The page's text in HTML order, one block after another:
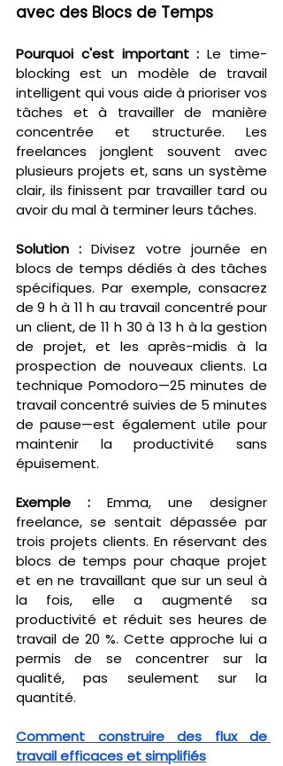
avec des Blocs de Temps
Pourquoi c'est important : Le time-
blocking est un modèle de travail
intelligent qui vous aide à prioriser vos
tâches et à travailler de manière
concentrée et structurée. Les
freelances jonglent souvent avec
plusieurs projets et, sans un système
clair, ils finissent par travailler tard ou
avoir du mal à terminer leurs tâches.
Solution : Divisez votre journée en
blocs de temps dédiés à des tâches
spécifiques. Par exemple, consacrez
de 9 h à 11 h au travail concentré pour
un client, de 11 h 30 à 13 h à la gestion
de projet, et les après-midis à la
prospection de nouveaux clients. La
technique Pomodoro—25 minutes de
travail concentré suivies de 5 minutes
de pause—est également utile pour
maintenir la productivité sans
épuisement.
Exemple : Emma, une designer
freelance, se sentait dépassée par
trois projets clients. En réservant des
blocs de temps pour chaque projet
et en ne travaillant que sur un seul à
la fois, elle a augmenté sa
productivité et réduit ses heures de
travail de 20 %. Cette approche lui a
permis de se concentrer sur la
qualité, pas seulement sur la
quantité.
Comment construire des flux de
travail efficaces et simplifiés